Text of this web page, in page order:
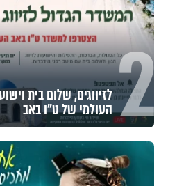
2 לזיווגים, שלום בית
העולמי של ט"ו באב